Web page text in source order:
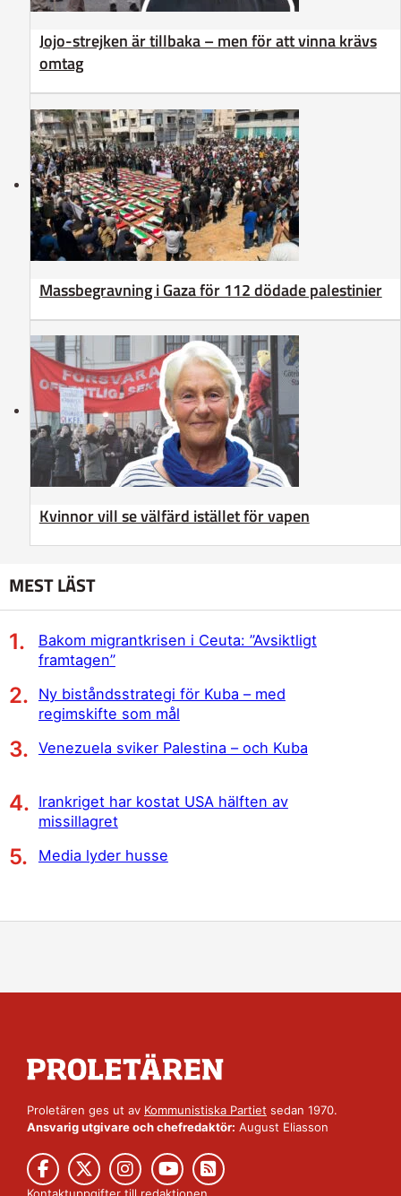
Jojo-strejken är tillbaka – men för att vinna krävs
omtag
Massbegravning i Gaza för 112 dödade palestinier
Kvinnor vill se välfärd istället för vapen
MEST LÄST
Bakom migrantkrisen i Ceuta: ”Avsiktligt
framtagen”
Ny biståndsstrategi för Kuba – med
regimskifte som mål
Venezuela sviker Palestina – och Kuba
Irankriget har kostat USA hälften av
missillagret
Media lyder husse
Proletären ges ut av Kommunistiska Partiet sedan 1970.
Ansvarig utgivare och chefredaktör: August Eliasson